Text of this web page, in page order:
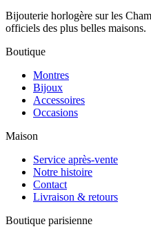
Bijouterie horlogère sur les
officiels des plus belles maisons.
Boutique
Montres
Bijoux
Accessoires
Occasions
Maison
Service après-vente
Notre histoire
Contact
Livraison & retours
Boutique parisienne